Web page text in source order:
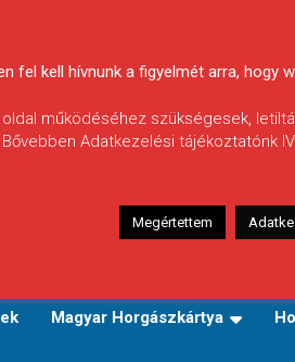
Magyar Horgászkártya
fel kell hívnunk a figyelmét arra, hogy
működéséhez szükségesek,
Bővebben Adatkezelési tájékoztatónk
Megértettem